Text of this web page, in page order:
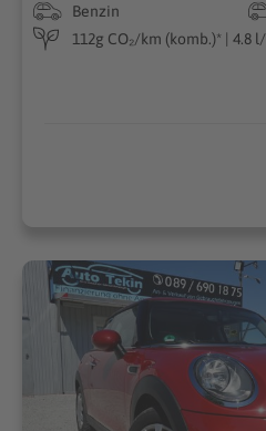
Benzin
112g CO₂/km (komb.)* | 4.8